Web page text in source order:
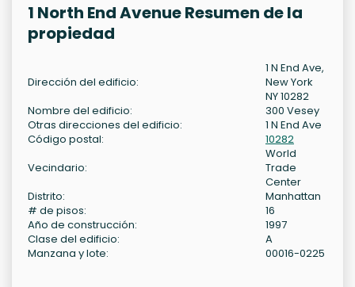
1 North End Avenue Resumen de la
propiedad
Dirección del edificio:
1 N End Ave,
New York
NY 10282
Nombre del edificio:
300 Vesey
Otras direcciones del edificio:
1 N End Ave
Código postal:
10282
Vecindario:
World
Trade
Center
Distrito:
Manhattan
# de pisos:
16
Año de construcción:
1997
Clase del edificio:
A
Manzana y lote:
00016-0225